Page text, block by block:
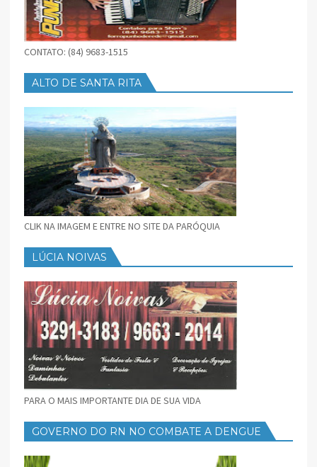
CONTATO: (84) 9683-1515
ALTO DE SANTA RITA
CLIK NA IMAGEM E ENTRE NO SITE DA PARÓQUIA
LÚCIA NOIVAS
PARA O MAIS IMPORTANTE DIA DE SUA VIDA
GOVERNO DO RN NO COMBATE A DENGUE